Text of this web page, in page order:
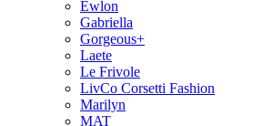
Ewlon
Gabriella
Gorgeous+
Laete
Le Frivole
LivCo Corsetti Fashion
Marilyn
MAT